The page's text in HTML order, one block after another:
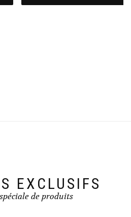
EXCLUSIFS
de produits